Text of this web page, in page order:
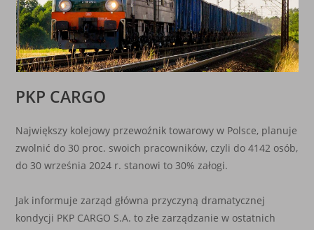
PKP CARGO
Największy kolejowy przewoźnik towarowy w Polsce, planuje
zwolnić do 30 proc. swoich pracowników, czyli do 4142 osób,
do 30 września 2024 r. stanowi to 30% załogi.
Jak informuje zarząd główna przyczyną dramatycznej
kondycji PKP CARGO S.A. to złe zarządzanie w ostatnich